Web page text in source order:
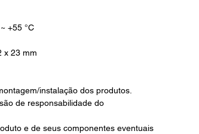
+55 °C
x 23 mm
instalação dos produtos.
de responsabilidade do
e de seus componentes eventuais